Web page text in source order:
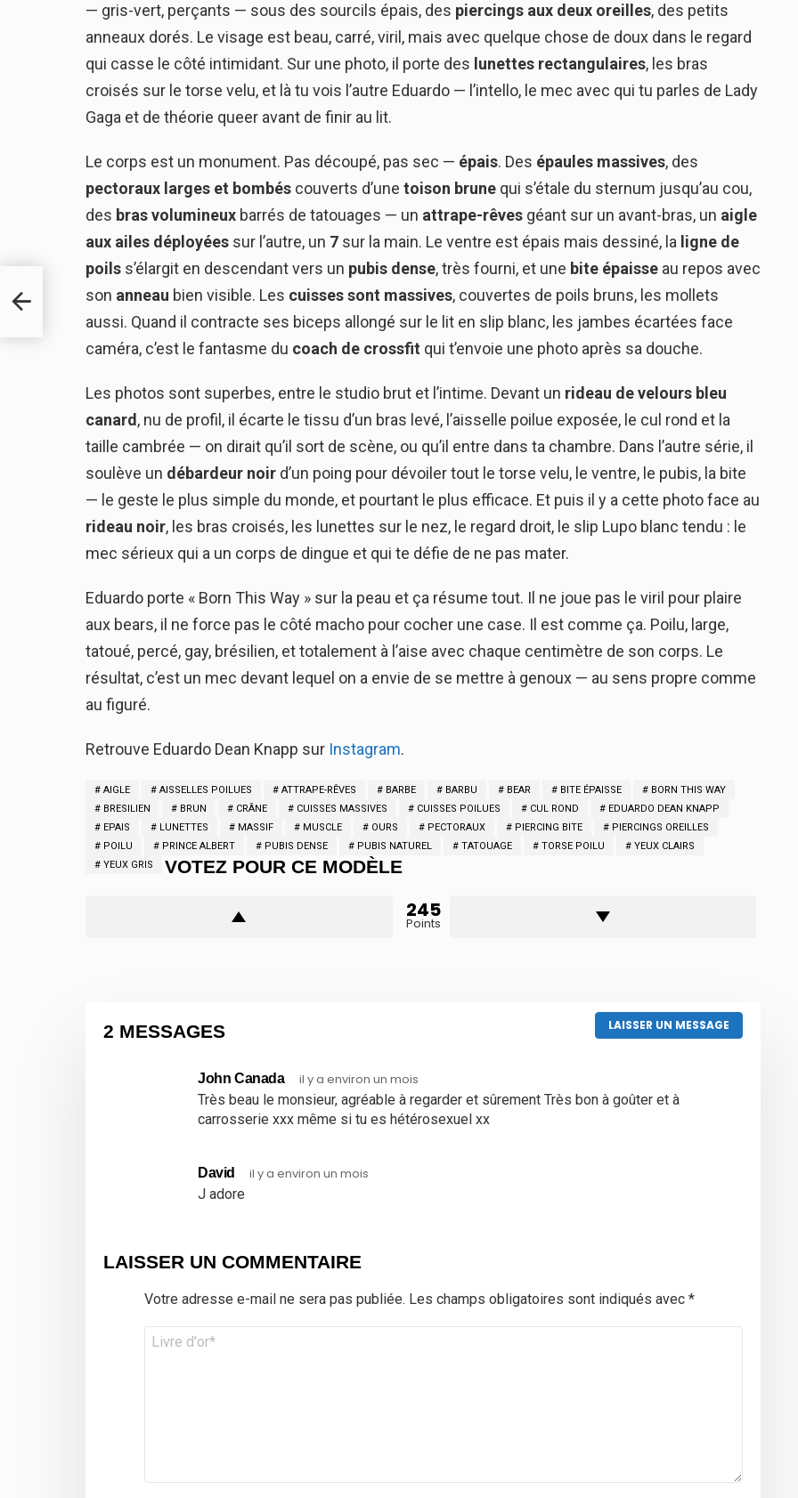
— gris-vert, perçants — sous des sourcils épais, des piercings aux deux oreilles, des petits
anneaux dorés. Le visage est beau, carré, viril, mais avec quelque chose de doux dans le regard
qui casse le côté intimidant. Sur une photo, il porte des lunettes rectangulaires, les bras
croisés sur le torse velu, et là tu vois l’autre Eduardo — l’intello, le mec avec qui tu parles de Lady
Gaga et de théorie queer avant de finir au lit.
Le corps est un monument. Pas découpé, pas sec — épais. Des épaules massives, des
pectoraux larges et bombés couverts d’une toison brune qui s’étale du sternum jusqu’au cou,
des bras volumineux barrés de tatouages — un attrape-rêves géant sur un avant-bras, un aigle
aux ailes déployées sur l’autre, un 7 sur la main. Le ventre est épais mais dessiné, la ligne de
poils s’élargit en descendant vers un pubis dense, très fourni, et une bite épaisse au repos avec
son anneau bien visible. Les cuisses sont massives, couvertes de poils bruns, les mollets
aussi. Quand il contracte ses biceps allongé sur le lit en slip blanc, les jambes écartées face
caméra, c’est le fantasme du coach de crossfit qui t’envoie une photo après sa douche.
Les photos sont superbes, entre le studio brut et l’intime. Devant un rideau de velours bleu
canard , nu de profil, il écarte le tissu d’un bras levé, l’aisselle poilue exposée, le cul rond et la
taille cambrée — on dirait qu’il sort de scène, ou qu’il entre dans ta chambre. Dans l’autre série, il
soulève un débardeur noir d’un poing pour dévoiler tout le torse velu, le ventre, le pubis, la bite
— le geste le plus simple du monde, et pourtant le plus efficace. Et puis il y a cette photo face au
rideau noir, les bras croisés, les lunettes sur le nez, le regard droit, le slip Lupo blanc tendu : le
mec sérieux qui a un corps de dingue et qui te défie de ne pas mater.
Eduardo porte « Born This Way » sur la peau et ça résume tout. Il ne joue pas le viril pour plaire
aux bears, il ne force pas le côté macho pour cocher une case. Il est comme ça. Poilu, large,
tatoué, percé, gay, brésilien, et totalement à l’aise avec chaque centimètre de son corps. Le
résultat, c’est un mec devant lequel on a envie de se mettre à genoux — au sens propre comme
au figuré.
Retrouve Eduardo Dean Knapp sur Instagram.
AIGLE AISSELLES POILUES ATTRAPE-RÊVES BARBE BARBU BEAR BITE ÉPAISSE
BORN THIS WAY
BRESILIEN
BRUN CRÂNE CUISSES MASSIVES CUISSES POILUES CUL ROND
EDUARDO DEAN KNAPP
EPAIS
LUNETTES MASSIF MUSCLE OURS PECTORAUX PIERCING BITE
PIERCINGS OREILLES
POILU
PRINCE ALBERT PUBIS DENSE PUBIS NATUREL TATOUAGE TORSE POILU
YEUX CLAIRS
YEUX GRIS
VOTEZ POUR CE MODÈLE
245
Points
2 MESSAGES LAISSER UN MESSAGE
John Canada
il y a environ un mois
Très beau le monsieur, agréable à regarder et sûrement Très bon à goûter et à
carrosserie xxx même si tu es hétérosexuel xx
David
il y a environ un mois
J adore
LAISSER UN COMMENTAIRE
Votre adresse e-mail ne sera pas publiée. Les champs obligatoires sont indiqués avec *
Commentaire